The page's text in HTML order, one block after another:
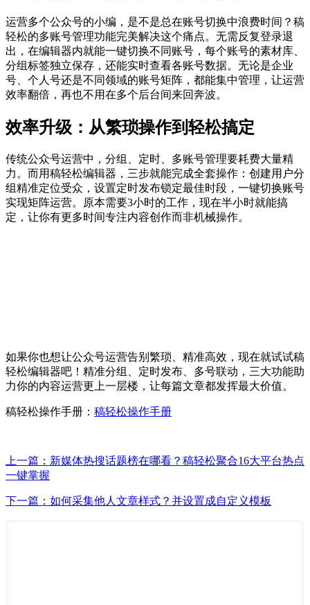
运营多个公众号的小编，是不是总在账号切换中浪费时间？稿
轻松的多账号管理功能完美解决这个痛点。无需反复登录退
出，在编辑器内就能一键切换不同账号，每个账号的素材库、
分组标签独立保存，还能实时查看各账号数据。无论是企业
号、个人号还是不同领域的账号矩阵，都能集中管理，让运营
效率翻倍，再也不用在多个后台间来回奔波。
效率升级：从繁琐操作到轻松搞定
传统公众号运营中，分组、定时、多账号管理要耗费大量精
力。而用稿轻松编辑器，三步就能完成全套操作：创建用户分
组精准定位受众，设置定时发布锁定最佳时段，一键切换账号
实现矩阵运营。原本需要3小时的工作，现在半小时就能搞
定，让你有更多时间专注内容创作而非机械操作。
如果你也想让公众号运营告别繁琐、精准高效，现在就试试稿
轻松编辑器吧！精准分组、定时发布、多号联动，三大功能助
力你的内容运营更上一层楼，让每篇文章都发挥最大价值。
稿轻松操作手册： 稿轻松操作手册
上一篇：新媒体热搜话题榜在哪看？稿轻松聚合16大平台热点
一键掌握
下一篇：如何采集他人文章样式？并设置成自定义模板